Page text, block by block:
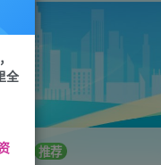
号
长 推荐
全